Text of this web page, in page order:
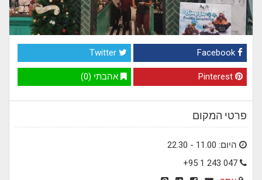
Twitter
אהבתי (0)
פרטי המקום
היום: 11.00 - 22.30
+95 1 243 047